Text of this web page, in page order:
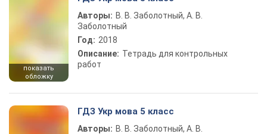
показать
обложку
Авторы: В. В. Заболотный, А. В.
Заболотный
Год: 2018
Описание: Тетрадь для контрольных
работ
ГДЗ Укр мова 5 класс
Авторы: В. В. Заболотный, А. В.